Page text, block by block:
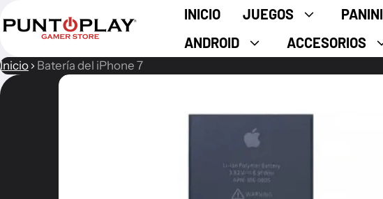
INICIO
JUEGOS PANINI
ANDROID
ACCESORIOS
Inicio Batería del iPhone 7
del producto